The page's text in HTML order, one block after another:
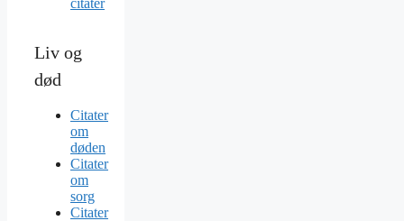
Liv og
død
Citater
om
døden
Citater
om
sorg
Citater